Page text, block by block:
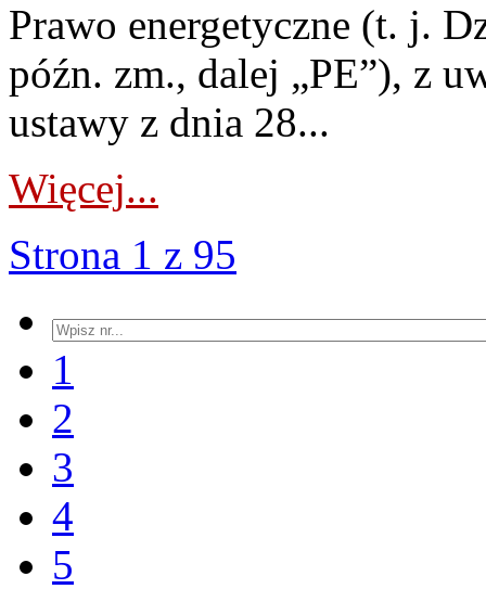
Prawo energetyczne (t. j.
późn. zm., dalej „PE”), z
ustawy z dnia 28...
Więcej...
Strona 1 z 95
1
2
3
4
5